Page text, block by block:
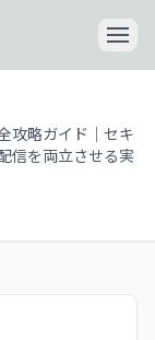
攻略ガイド｜セキ
信を両立させる実